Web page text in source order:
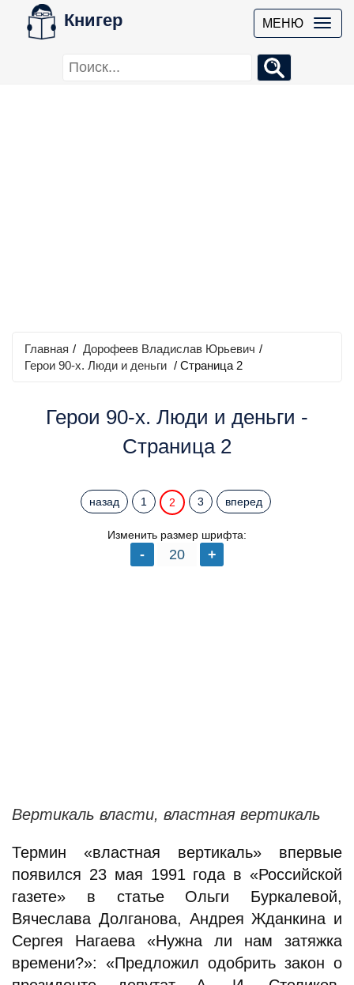
Книгер МЕНЮ
Главная / Дорофеев Владислав Юрьевич /
Герои 90-х. Люди и деньги / Страница 2
Герои 90-х. Люди и деньги -
Страница 2
назад 1 2 3 вперед
Изменить размер шрифта:
Вертикаль власти, властная вертикаль
Термин «властная вертикаль» впервые
появился 23 мая 1991 года в «Российской
газете» в статье Ольги Буркалевой,
Вячеслава Долганова, Андрея Жданкина и
Сергея Нагаева «Нужна ли нам затяжка
времени?»: «Предложил одобрить закон о